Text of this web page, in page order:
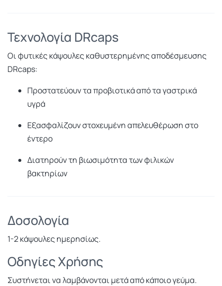
Τεχνολογία DRcaps
Οι φυτικές κάψουλες καθυστερημένης αποδέσμευσης
DRcaps:
Προστατεύουν τα προβιοτικά από τα γαστρικά
υγρά
Εξασφαλίζουν στοχευμένη απελευθέρωση στο
έντερο
Διατηρούν τη βιωσιμότητα των φιλικών
βακτηρίων
Δοσολογία
1-2 κάψουλες ημερησίως.
Οδηγίες Χρήσης
Συστήνεται να λαμβάνονται μετά από κάποιο γεύμα.